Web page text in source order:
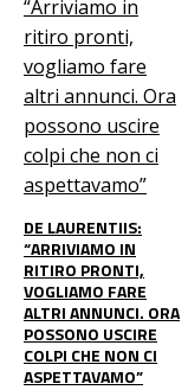
DE LAURENTIIS:
“ARRIVIAMO IN
RITIRO PRONTI,
VOGLIAMO FARE
ALTRI ANNUNCI. ORA
POSSONO USCIRE
COLPI CHE NON CI
ASPETTAVAMO”